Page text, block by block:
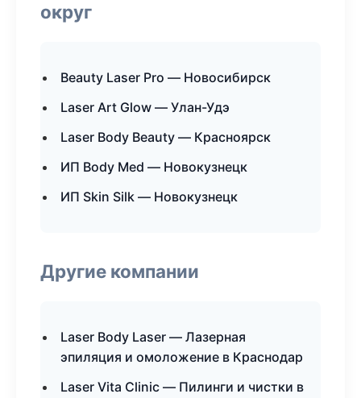
округ
Beauty Laser Pro — Новосибирск
Laser Art Glow — Улан-Удэ
Laser Body Beauty — Красноярск
ИП Body Med — Новокузнецк
ИП Skin Silk — Новокузнецк
Другие компании
Laser Body Laser — Лазерная
эпиляция и омоложение в Краснодар
Laser Vita Clinic — Пилинги и чистки в